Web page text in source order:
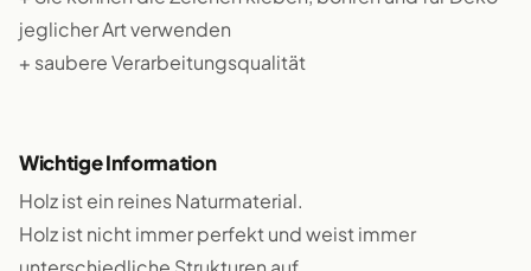
jeglicher Art verwenden
+ saubere Verarbeitungsqualität
Wichtige Information
Holz ist ein reines Naturmaterial.
Holz ist nicht immer perfekt und weist immer